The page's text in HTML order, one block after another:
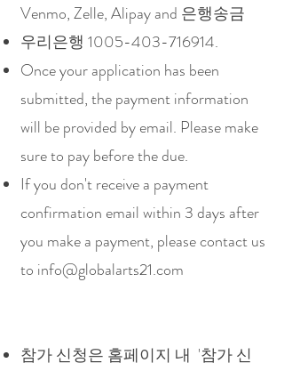
Venmo, Zelle, Alipay and 은행송금
우리은행 1005-403-716914.
Once your application has been
submitted, the payment information
will be provided by email. Please make
sure to pay before the due.
If you don't receive a payment
confirmation email within 3 days after
you make a payment, please contact us
to info@globalarts21.com
참가 신청은 홈페이지 내 '참가 신